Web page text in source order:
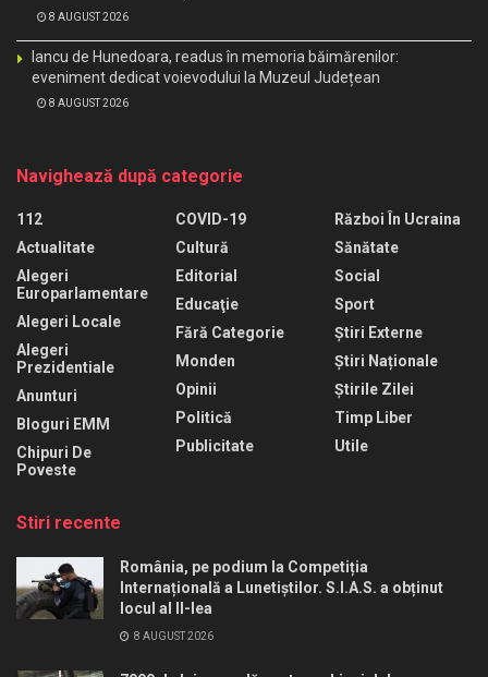
8 AUGUST 2026
Iancu de Hunedoara, readus în memoria băimărenilor:
eveniment dedicat voievodului la Muzeul Județean
8 AUGUST 2026
Navighează după categorie
112
Actualitate
Alegeri
Europarlamentare
Alegeri Locale
Alegeri
Prezidentiale
Anunturi
Bloguri EMM
Chipuri De
Poveste
COVID-19
Cultură
Editorial
Educaţie
Fără Categorie
Monden
Opinii
Politică
Publicitate
Război În Ucraina
Sănătate
Social
Sport
Știri Externe
Știri Naționale
Știrile Zilei
Timp Liber
Utile
Stiri recente
România, pe podium la Competiția
Internațională a Lunetiștilor. S.I.A.S. a obținut
locul al II-lea
8 AUGUST 2026